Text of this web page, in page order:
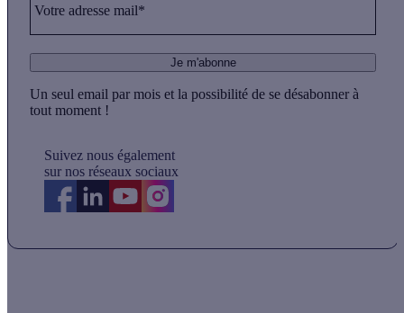
Votre adresse mail*
Je m'abonne
Un seul email par mois et la possibilité de se désabonner à
tout moment !
Suivez nous également
sur nos réseaux sociaux